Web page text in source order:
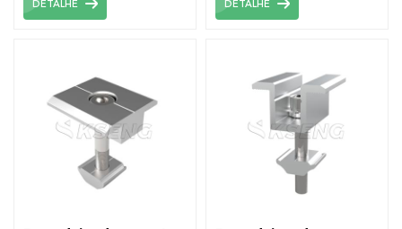
módulos no trilho com
DETALHE
usada para módulo de
DETALHE